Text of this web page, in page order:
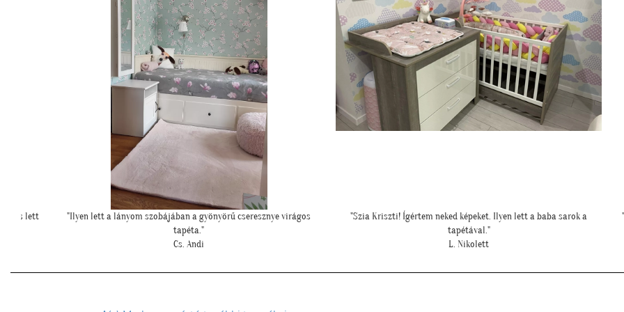
virágos
"Szia Kriszti! Ígértem neked képeket. Ilyen lett a baba sarok a
tapétával."
L. Nikolett
""Nagyon köszönjük a telefonos segítséget a tapéta felrakásához,
először tapétáztunk, és nagyon szép lett az eredmény!""
N. Brigitta